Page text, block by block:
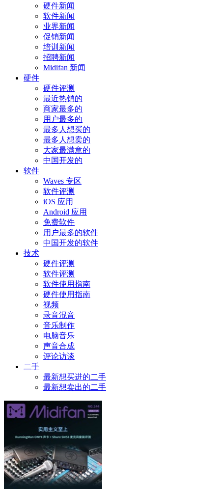
硬件新闻
软件新闻
业界新闻
促销新闻
培训新闻
招聘新闻
Midifan 新闻
硬件
硬件评测
最近热销的
商家最多的
用户最多的
最多人想买的
最多人想卖的
大家最满意的
中国开发的
软件
Waves 专区
软件评测
iOS 应用
Android 应用
免费软件
用户最多的软件
中国开发的软件
技术
硬件评测
软件评测
软件使用指南
硬件使用指南
视频
录音混音
音乐制作
电脑音乐
声音合成
评论访谈
二手
最新想买进的二手
最新想卖出的二手